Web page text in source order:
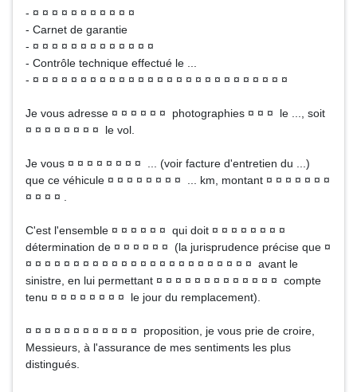
- ¤ ¤ ¤ ¤ ¤ ¤ ¤ ¤ ¤ ¤ ¤
- Carnet de garantie
- ¤ ¤ ¤ ¤ ¤ ¤ ¤ ¤ ¤ ¤ ¤ ¤ ¤
- Contrôle technique effectué le ...
- ¤ ¤ ¤ ¤ ¤ ¤ ¤ ¤ ¤ ¤ ¤ ¤ ¤ ¤ ¤ ¤ ¤ ¤ ¤ ¤ ¤ ¤ ¤ ¤ ¤ ¤ ¤
Je vous adresse ¤ ¤ ¤ ¤ ¤ ¤ photographies ¤ ¤ ¤ le ..., soit
¤ ¤ ¤ ¤ ¤ ¤ ¤ ¤ le vol.
Je vous ¤ ¤ ¤ ¤ ¤ ¤ ¤ ¤ ... (voir facture d'entretien du ...)
que ce véhicule ¤ ¤ ¤ ¤ ¤ ¤ ¤ ¤ ... km, montant ¤ ¤ ¤ ¤ ¤ ¤ ¤
¤ ¤ ¤ ¤ .
C'est l'ensemble ¤ ¤ ¤ ¤ ¤ ¤ qui doit ¤ ¤ ¤ ¤ ¤ ¤ ¤ ¤
détermination de ¤ ¤ ¤ ¤ ¤ ¤ (la jurisprudence précise que ¤
¤ ¤ ¤ ¤ ¤ ¤ ¤ ¤ ¤ ¤ ¤ ¤ ¤ ¤ ¤ ¤ ¤ ¤ ¤ ¤ ¤ ¤ ¤ ¤ avant le
sinistre, en lui permettant ¤ ¤ ¤ ¤ ¤ ¤ ¤ ¤ ¤ ¤ ¤ ¤ ¤ compte
tenu ¤ ¤ ¤ ¤ ¤ ¤ ¤ ¤ le jour du remplacement).
¤ ¤ ¤ ¤ ¤ ¤ ¤ ¤ ¤ ¤ ¤ ¤ proposition, je vous prie de croire,
Messieurs, à l'assurance de mes sentiments les plus
distingués.